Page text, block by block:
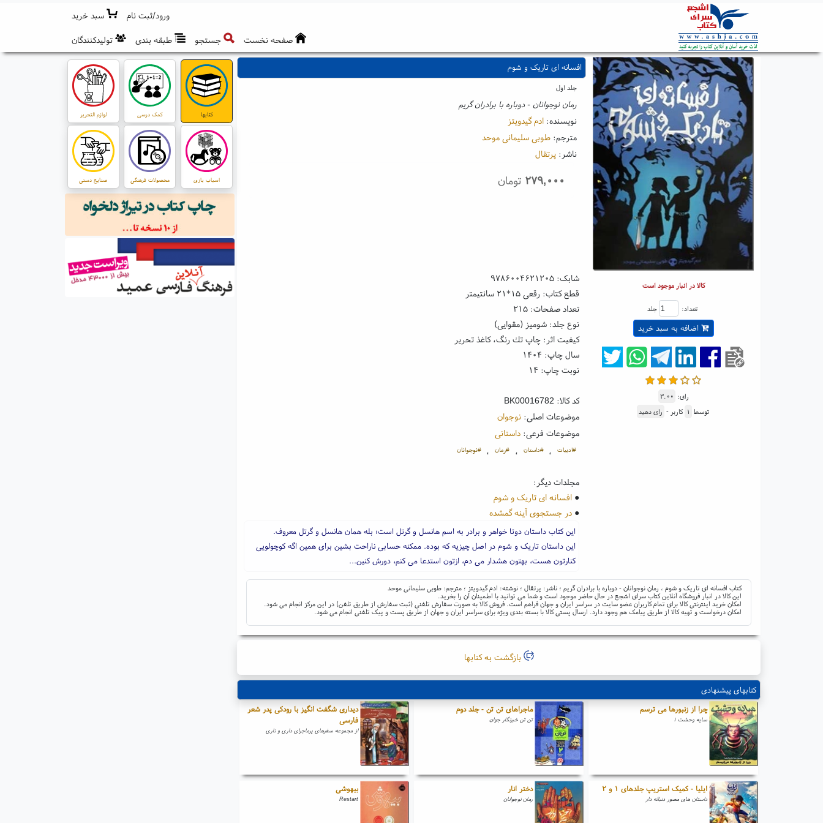
ورود/ثبت نام
سبد خرید
صفحه نخست
جستجو طبقه بندی تولیدکنندگان
افسانه ای تاریک و شوم
جلد اول
رمان نوجوانان - دوباره با برادران گریم
نویسنده: ادم گیدویتز
مترجم: طوبی سلیمانی موحد
ناشر: پرتقال
۲۷۹,۰۰۰ تومان
کالا در انبار موجود است
تعداد: جلد
اضافه به سبد خرید
رای: ۳.۰۰
توسط ۱ کاربر - رای دهید
شابک:۹۷۸۶۰۰۴۶۲۱۲۰۵
قطع کتاب: رقعی ۱۵*۲۱ سانتیمتر
تعداد صفحات: ۲۱۵
نوع جلد: شومیز (مقوایی)
کیفیت اثر: چاپ تك رنگ، کاغذ تحریر
سال چاپ: ۱۴۰۴
نوبت چاپ: ۱۴
کد کالا: BK00016782
موضوعات اصلی:نوجوان
موضوعات فرعی:داستانی
#ادبیات ، #داستان ، #رمان ، #نوجوانان
مجلدات دیگر:
●افسانه ای تاریک و شوم
●در جستجوی آینه گمشده
این کتاب داستان دوتا خواهر و برادر به اسم هانسل و گرتل است؛ بله همان هانسل و گرتل معروف.
این داستان تاریک و شوم در اصل چیزیه که بوده. ممکنه حسابی ناراحت بشین برای همین اگه کوچولویی
کنارتون هست، بهتون هشدار می دم، ازتون استدعا می کنم، دورش کنین...
کتاب افسانه ای تاریک و شوم ، رمان نوجوانان - دوباره با برادران گریم ؛ ناشر: پرتقال ؛ نوشته: ادم گیدویتز ؛ مترجم: طوبی سلیمانی موحد
این کالا در انبار فروشگاه آنلاین کتاب سرای اشجع در حال حاضر موجود است و شما می توانید با اطمینان آن را بخرید.
امکان خرید اینترنتی کالا برای تمام کاربران عضو سایت در سراسر ایران و جهان فراهم است. فروش کالا به صورت سفارش تلفنی (ثبت سفارش از طریق تلفن) در این مرکز انجام می شود.
امکان درخواست و تهیه کالا از طریق پیامک هم وجود دارد. ارسال پستی کالا با بسته بندی ویژه برای سراسر ایران و جهان از طریق پست و پیک تلفنی انجام می شود.
بازگشت به کتابها
کتابهای پیشنهادی
چرا از زنبورها می ترسم
سایه وحشت ۱
ماجراهای تن تن - جلد دوم
تن تن خبرنگار جوان
دیداری شگفت انگیز با رودکی پدر شعر
فارسی
از مجموعه سفرهای پرماجرای داری و ناری
ایلیا - کمیک استریپ جلدهای ۱ و ۲
داستان های مصور دنباله دار
دختر انار
رمان نوجوانان
بیهوشی
Restart
کتابها کمک درسی لوازم التحریر
اسباب بازی محصولات فرهنگی صنایع دستی